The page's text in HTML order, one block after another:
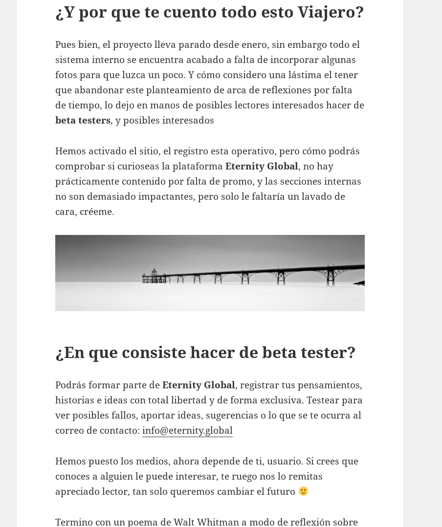
¿Y por que te cuento todo esto Viajero?
Pues bien, el proyecto lleva parado desde enero, sin embargo todo el
sistema interno se encuentra acabado a falta de incorporar algunas
fotos para que luzca un poco. Y cómo considero una lástima el tener
que abandonar este planteamiento de arca de reflexiones por falta
de tiempo, lo dejo en manos de posibles lectores interesados hacer de
beta testers, y posibles interesados
Hemos activado el sitio, el registro esta operativo, pero cómo podrás
comprobar si curioseas la plataformaEternity Global, no hay
prácticamente contenido por falta de promo, y las secciones internas
no son demasiado impactantes, pero solo le faltaría un lavado de
cara, créeme.
¿En que consiste hacer de beta tester?
Podrás formar parte deEternity Global, registrar tus pensamientos,
historias e ideas con total libertad y de forma exclusiva. Testear para
ver posibles fallos, aportar ideas, sugerencias o lo que se te ocurra al
correo de contacto:info@eternity.global
Hemos puesto los medios, ahora depende de ti, usuario. Si crees que
conoces a alguien le puede interesar, te ruego nos lo remitas
apreciado lector, tan solo queremos cambiar el futuro
Termino con un poema de Walt Whitman a modo de reflexión sobre